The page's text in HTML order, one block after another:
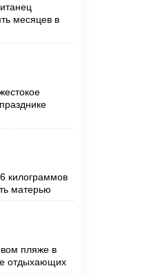
месяцев в
килограммов
матерью
пляже в
отдыхающих